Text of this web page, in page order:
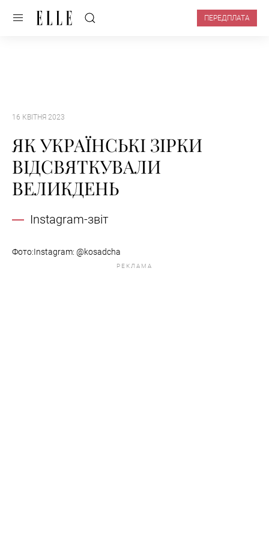
ПЕРЕДПЛАТА
16 КВІТНЯ 2023
ЯК УКРАЇНСЬКІ ЗІРКИ
ВІДСВЯТКУВАЛИ
ВЕЛИКДЕНЬ
Instagram-звіт
Фото:Instagram: @kosadcha
РЕКЛАМА